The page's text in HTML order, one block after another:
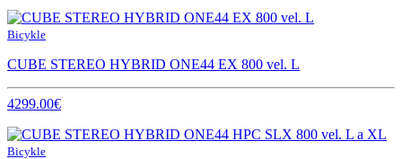
Bicykle
CUBE STEREO HYBRID ONE44 EX 800 vel. L
4299.00€
Bicykle